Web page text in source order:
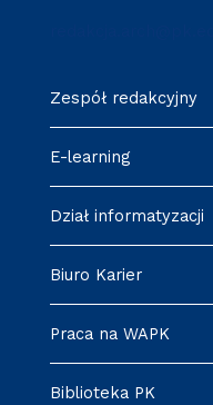
Zespół redakcyjny
E-learning
Dział informatyzacji
Biuro Karier
Praca na WAPK
Biblioteka PK